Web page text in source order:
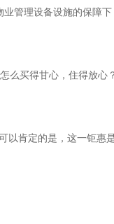
管理设备设施的保障
买得甘心，住得放
肯定的是，这一钜惠